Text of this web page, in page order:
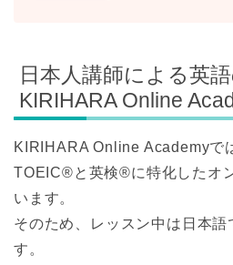
日本人講師による英
KIRIHARA Online
KIRIHARA Online Academyで
TOEIC®と英検®に特化したオ
います。
そのため、レッスン中は日本
す。